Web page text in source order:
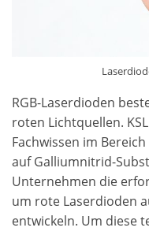
RGB-Laserdioden
roten Lichtquellen.
Fachwissen im
auf Galliumnitrid-
Unternehmen die
um rote Laserdioden
entwickeln. Um diese